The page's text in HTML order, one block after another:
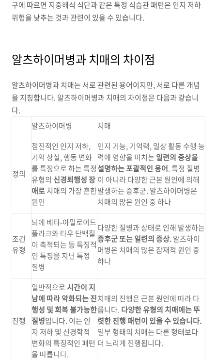
구에 따르면 지중해식 식단과 같은 특정 식습관 패턴은 인지 저하
위험을 낮추는 것과 관련이 있을 수 있습니다.
알츠하이머병과 치매의 차이점
알츠하이머병과 치매는 서로 관련된 용어이지만, 서로 다른 개념
을 지칭합니다. 알츠하이머병과 치매의 차이점은 다음과 같습니
다.
알츠하이머병
치매
정의
점진적인 인지 저하,
기억 상실,행동 변화
를 특징으로 하는 특정
유형의 신경퇴행성 장
애로치매의 가장 흔한
원인
인지 기능, 기억력, 일상 활동 수행 능
력에 영향을 미치는 일련의 증상을
설명하는포괄적인 용어.특정 질병
이 아니라 다양한 근본 원인에 의해
발생하는 증후군. 알츠하이머병은
치매의 많은 원인 중 하나
조건
유형
뇌에 베타-아밀로이드
플라크와 타우 단백질
이 축적되는 등 특징적
인 특징을 지닌 특정
질병
다양한 질병과 상태로 인해 발생하는
증후군 또는 일련의 증상.알츠하이
머병은 치매의 많은 잠재적 원인 중
하나
진행
일반적으로시간이 지
남에 따라 악화되는 진
행성 및 회복 불가능한
질병입니다. 이는 인
지 저하 및 신경학적
변화의 특징적인 패턴
을 따릅니다.
치매의 진행은 근본 원인에 따라 다
릅니다. 다양한 유형의 치매에는 뚜
렷한 진행 패턴이 있을 수 있습니다.
일부 형태의 치매는 다른 형태보다
더 느리게 진행됩니다.